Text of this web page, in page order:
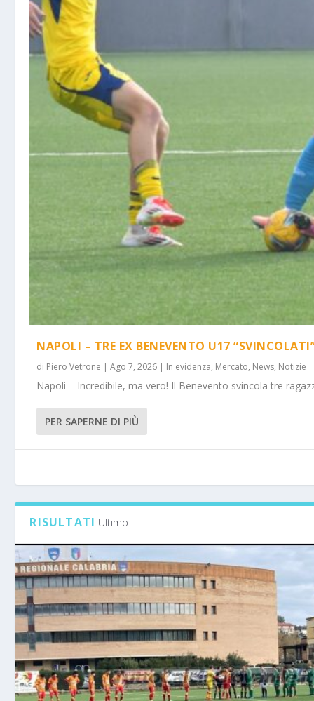
NAPOLI – TRE EX BENEVENTO U17
di Piero Vetrone |Ago 7, 2026 | In evidenza, Mercato, News, Notizie
Napoli – Incredibile, ma vero! Il Benevento svincola tre
PER SAPERNE DI PIÙ
RISULTATI Ultimo